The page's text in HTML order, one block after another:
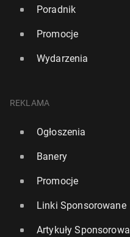
Poradnik
Promocje
Wydarzenia
REKLAMA
Ogłoszenia
Banery
Promocje
Linki Sponsorowane
Artykuły